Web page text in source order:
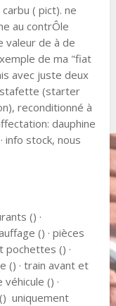
( pict). ne
au contrÔle
valeur de à de
de ma "fiat
avec juste deux
(starter
reconditionné à
dauphine
info stock, nous
() ·
() · pièces
pochettes () ·
() · train avant et
() ·
uniquement